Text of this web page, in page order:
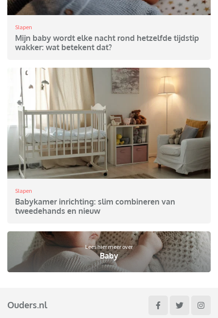
Slapen
Mijn baby wordt elke nacht rond hetzelfde tijdstip
wakker: wat betekent dat?
Slapen
Babykamer inrichting: slim combineren van
tweedehands en nieuw
Lees hier meer over
Baby
Ouders.nl